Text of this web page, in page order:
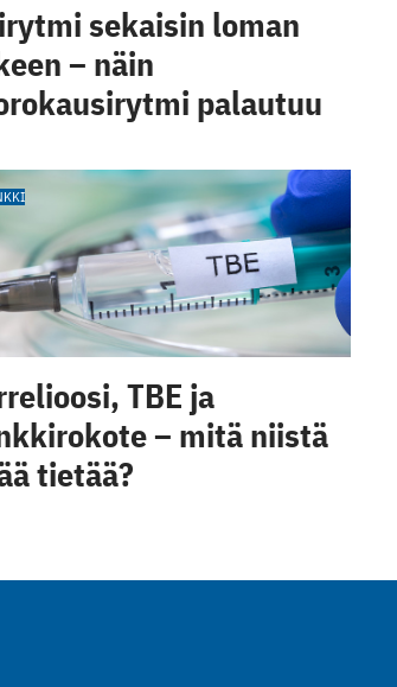
sekaisin loman
– näin
palautuu
TBE ja
– mitä niistä
tietää?